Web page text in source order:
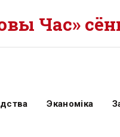
Час»
Эканоміка